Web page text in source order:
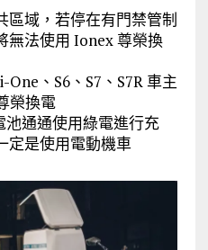
區域，若停在有門禁管制
無法使用 Ionex 尊榮換
、S6、S7、S7R 車主
榮換電
通通使用綠電進行充
定是使用電動機車